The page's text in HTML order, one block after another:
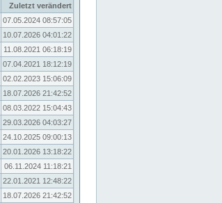
Zuletzt verändert
07.05.2024 08:57:05
10.07.2026 04:01:22
11.08.2021 06:18:19
07.04.2021 18:12:19
02.02.2023 15:06:09
18.07.2026 21:42:52
08.03.2022 15:04:43
29.03.2026 04:03:27
24.10.2025 09:00:13
20.01.2026 13:18:22
06.11.2024 11:18:21
22.01.2021 12:48:22
18.07.2026 21:42:52